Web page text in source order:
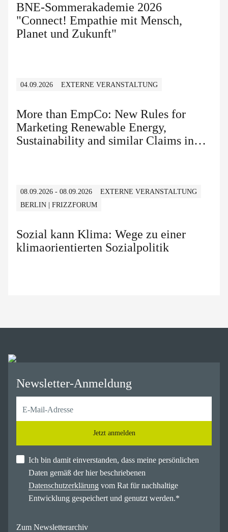
BNE-Sommerakademie 2026
"Connect! Empathie mit Mensch,
Planet und Zukunft"
04.09.2026 EXTERNE VERANSTALTUNG
More than EmpCo: New Rules for
Marketing Renewable Energy,
Sustainability and similar Claims in
08.09.2026 - 08.09.2026
EXTERNE VERANSTALTUNG
BERLIN | FRIZZFORUM
Sozial kann Klima: Wege zu einer
klimaorientierten Sozialpolitik
Newsletter-Anmeldung
Jetzt anmelden
Ich bin damit einverstanden, dass meine persönlichen
Daten gemäß der hier beschriebenen
Datenschutzerklärung vom Rat für nachhaltige
Entwicklung gespeichert und genutzt werden.*
Zum Newsletterarchiv